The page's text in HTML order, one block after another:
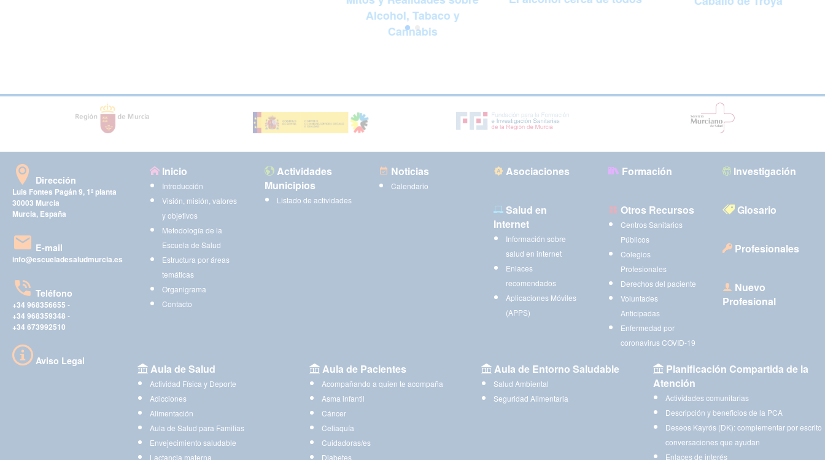
Alcohol, Tabaco y
Cannabis
Dirección
Luis Fontes Pagán 9, 1ª planta
30003 Murcia
Murcia, España
E-mail
info@escueladesaludmurcia.es
Teléfono
+34 968356655 -
+34 968359348 -
+34 673992510
Aviso Legal
Inicio
Introducción
Visión, misión, valores
y objetivos
Metodología de la
Escuela de Salud
Estructura por áreas
temáticas
Organigrama
Contacto
Actividades
Municipios
Listado de actividades
Noticias
Calendario
Asociaciones Formación Investigación
Salud en
Internet
Información sobre
salud en internet
Enlaces
recomendados
Aplicaciones Móviles
(APPS)
Otros Recursos
Centros Sanitarios
Públicos
Colegios
Profesionales
Derechos del paciente
Voluntades
Anticipadas
Enfermedad por
coronavirus COVID-19
Glosario
Profesionales
Nuevo
Profesional
Aula de Salud
Actividad Física y Deporte
Adicciones
Alimentación
Aula de Salud para Familias
Envejecimiento saludable
Lactancia materna
Aula de Pacientes
Acompañando a quien te acompaña
Asma infantil
Cáncer
Celiaquía
Cuidadoras/es
Diabetes
Aula de Entorno Saludable
Salud Ambiental
Seguridad Alimentaria
Planificación Compartida de la
Atención
Actividades comunitarias
Descripción y beneficios de la PCA
Deseos Kayrós (DK): complementar por escrito
conversaciones que ayudan
Enlaces de interés